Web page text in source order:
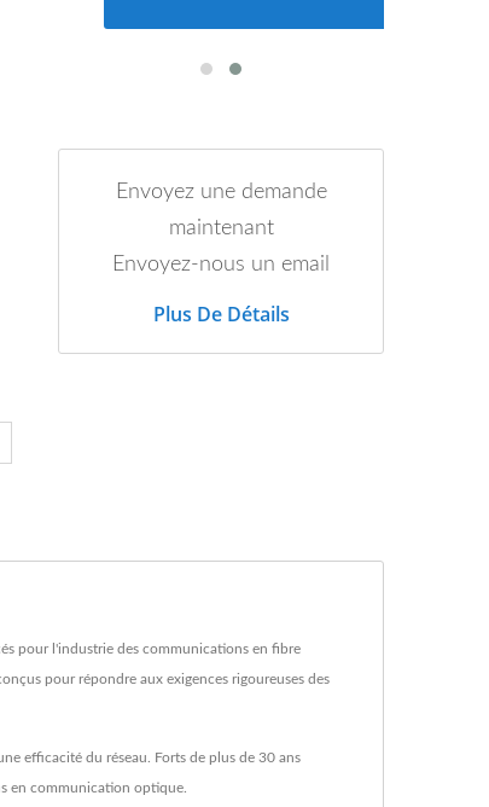
Envoyez une demande
maintenant
Envoyez-nous un email
Plus De Détails
pour l'industrie des communications en fibre
pour répondre aux exigences rigoureuses des
efficacité du réseau. Forts de plus de 30 ans
en communication optique.